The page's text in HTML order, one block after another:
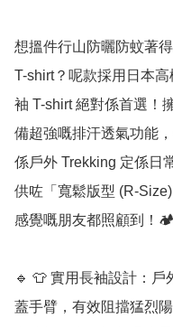
想搵件行山防曬防蚊著
T-shirt？呢款採用日本
袖 T-shirt 絕對係首選！
備超強嘅排汗透氣功能
係戶外 Trekking 定係日
供咗「寬鬆版型 (R-
感覺嘅朋友都照顧到！
🔹 👕 實用長袖設計：
蓋手臂，有效阻擋猛烈